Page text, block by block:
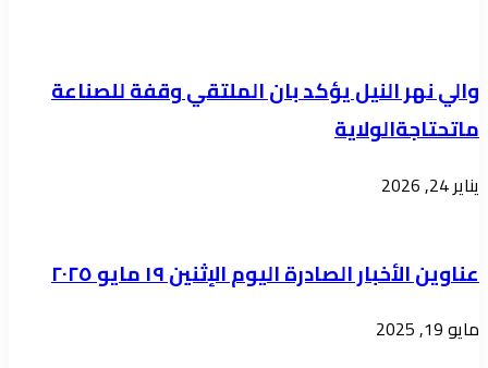
ورشة
إرشادية
وبرنامج
تطعيم
لحجاج
والي نهر النيل يؤكد بان الملتقي وقفة للصناعة
ماتحتاجةالولاية
يناير 24, 2026
عناوين الأخبار الصادرة اليوم الإثنين ١٩ مايو ٢٠٢٥
مايو 19, 2025